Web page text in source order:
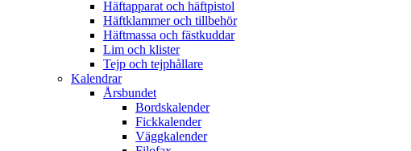
Häftapparat och häftpistol
Häftklammer och tillbehör
Häftmassa och fästkuddar
Lim och klister
Tejp och tejphållare
Kalendrar
Årsbundet
Bordskalender
Fickkalender
Väggkalender